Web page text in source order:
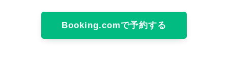
Booking.comで予約する